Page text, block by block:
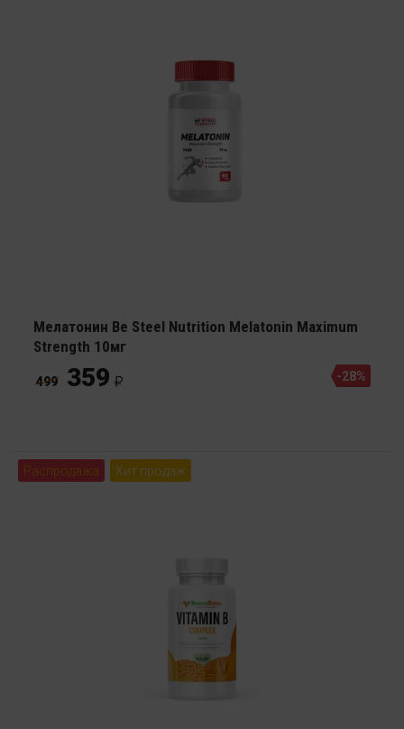
Мелатонин Be Steel Nutrition Melatonin Maximum
Strength 10мг
499 359 -28%
Распродажа Хит продаж